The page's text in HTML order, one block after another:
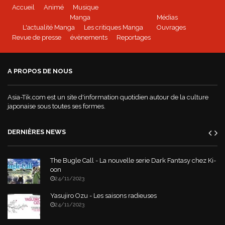
BEYBLADE BURST - Tome 1 disponible
Accueil Animé
Musique
Manga
L'actualité Manga
Les critiques Manga
Médias
Ouvrages
Revue de presse
évènements Reportages
A PROPOS DE NOUS
Asia-Tik.com est un site d'information quotidien autour de la culture
japonaise sous toutes ses formes.
DERNIÈRES NEWS
The Bugle Call - La nouvelle serie Dark Fantasy chez Ki-
oon
24/11/2023
Yasujiro Ozu - Les saisons radieuses
24/11/2023